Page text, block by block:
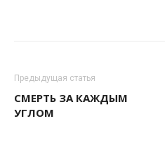
Предыдущая статья
СМЕРТЬ ЗА КАЖДЫМ
УГЛОМ